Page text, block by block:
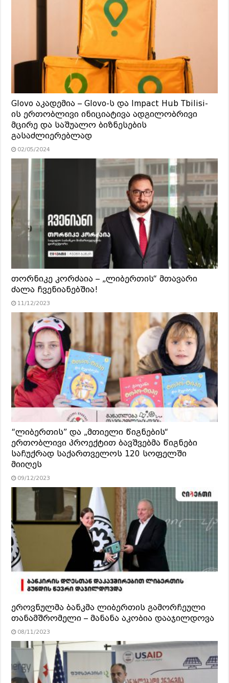
Glovo აკადემია – Glovo-ს და Impact Hub Tbilisi-
ის ერთობლივი ინიციატივა ადგილობრივი
მცირე და საშუალო ბიზნესების
გასაძლიერებლად
02/05/2024
თორნიკე კორძაია – „ლიბერთის“ მთავარი
ძალა ჩვენიანებშია!
11/12/2023
“ლიბერთის” და „მთიელი წიგნების“
ერთობლივი პროექტით ბავშვებმა წიგნები
საჩუქრად საქართველოს 120 სოფელში
მიიღეს
09/12/2023
ეროვნულმა ბანკმა ლიბერთის გამორჩეული
თანამშრომელი – მანანა აკობია დააჯილდოვა
08/11/2023